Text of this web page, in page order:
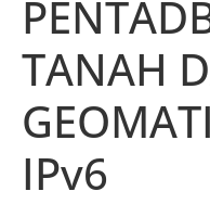
TANAH
IPv6